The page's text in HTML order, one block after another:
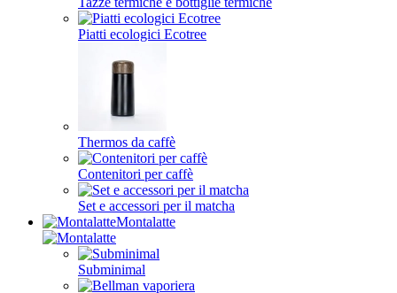
Piatti ecologici Ecotree
Thermos da caffè
Contenitori per caffè
Set e accessori per il matcha
Montalatte
Subminimal